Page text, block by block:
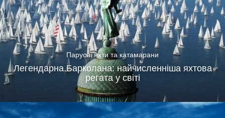
Парусні яхти та катамарани
Легендарна Барколана: найчисленніша яхтова
регата у світі